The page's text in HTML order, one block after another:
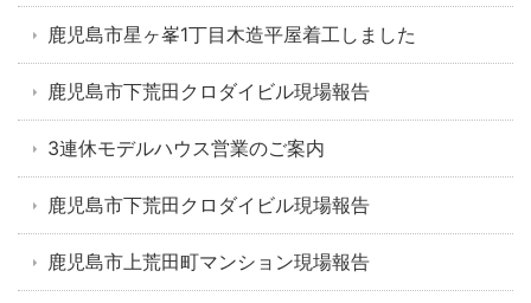
鹿児島市星ヶ峯1丁目木造平屋着工しました
鹿児島市下荒田クロダイビル現場報告
3連休モデルハウス営業のご案内
鹿児島市下荒田クロダイビル現場報告
鹿児島市上荒田町マンション現場報告